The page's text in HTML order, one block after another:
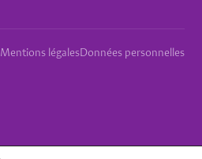
Mentions légalesDonnées personnelles